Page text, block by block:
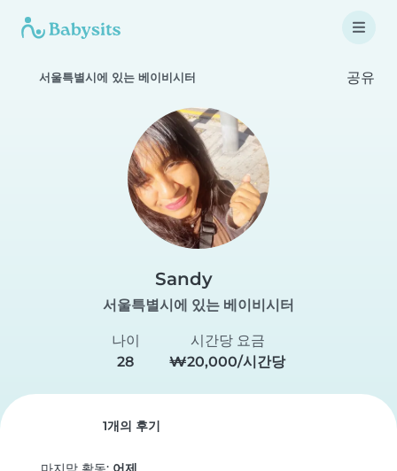
서울특별시에 있는 베이비시터 공유
Sandy
서울특별시에 있는 베이비시터
나이
28
시간당 요금
₩20,000/시간당
1개의 후기